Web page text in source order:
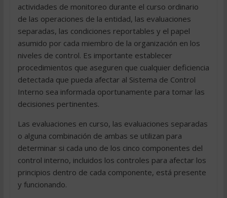
actividades de monitoreo durante el curso ordinario
de las operaciones de la entidad, las evaluaciones
separadas, las condiciones reportables y el papel
asumido por cada miembro de la organización en los
niveles de control. Es importante establecer
procedimientos que aseguren que cualquier deficiencia
detectada que pueda afectar al Sistema de Control
Interno sea informada oportunamente para tomar las
decisiones pertinentes.
Las evaluaciones en curso, las evaluaciones separadas
o alguna combinación de ambas se utilizan para
determinar si cada uno de los cinco componentes del
control interno, incluidos los controles para afectar los
principios dentro de cada componente, está presente
y funcionando.